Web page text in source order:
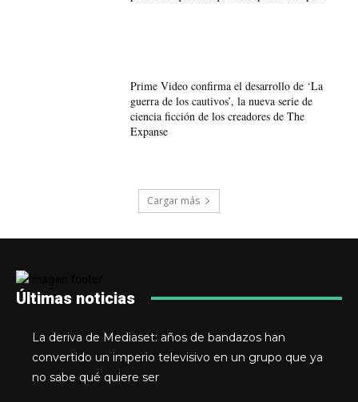
Prime Video confirma el desarrollo de ‘La
guerra de los cautivos’, la nueva serie de
ciencia ficción de los creadores de The
Expanse
Cargar más
Últimas noticias
La deriva de Mediaset: años de bandazos han
convertido un imperio televisivo en un grupo que ya
no sabe qué quiere ser